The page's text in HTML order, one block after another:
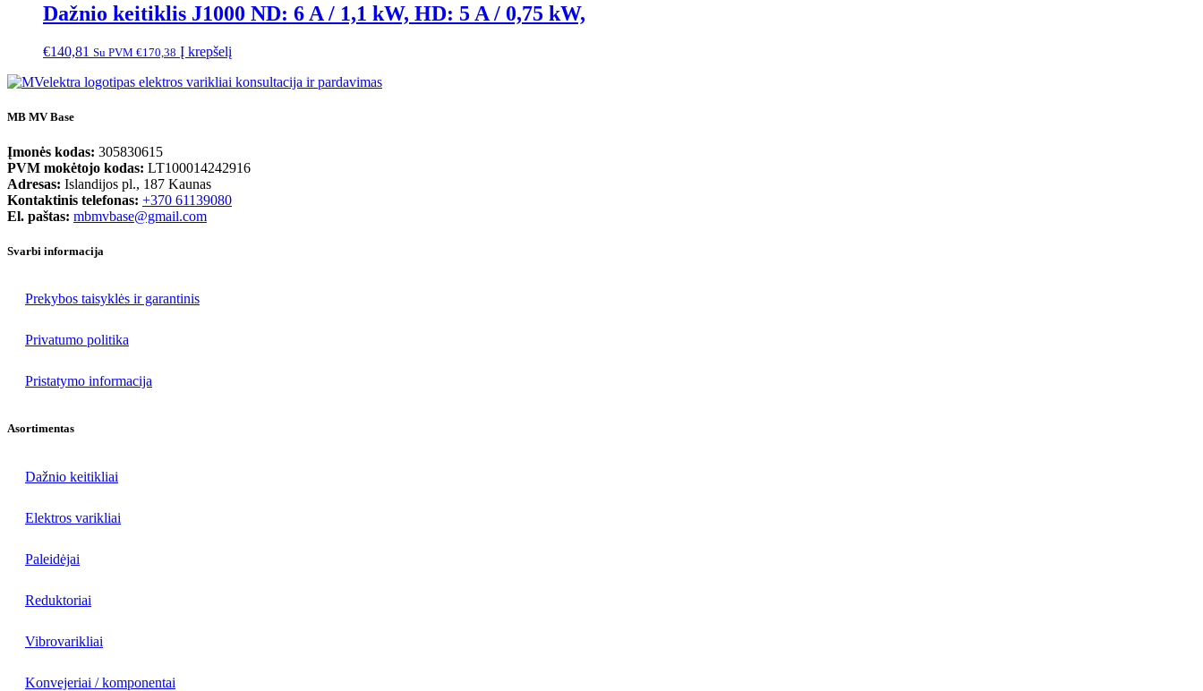
Dažnio keitiklis J1000 ND: 6 A / 1,1 kW, HD: 5 A / 0,75 kW,
€140,81 Su PVM €170,38 Į krepšelį
MB MV Base
Įmonės kodas: 305830615
PVM mokėtojo kodas: LT100014242916
Adresas: Islandijos pl., 187 Kaunas
Kontaktinis telefonas: +370 61139080
El. paštas: mbmvbase@gmail.com
Svarbi informacija
Prekybos taisyklės ir garantinis
Privatumo politika
Pristatymo informacija
Asortimentas
Dažnio keitikliai
Elektros varikliai
Paleidėjai
Reduktoriai
Vibrovarikliai
Konvejeriai / komponentai